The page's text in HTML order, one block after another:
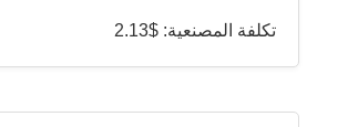
تكلفة المصنعية: $2.13